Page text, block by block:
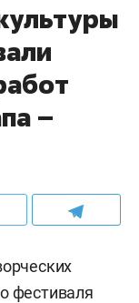
–
фестиваля